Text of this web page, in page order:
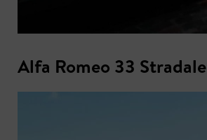
Alfa Romeo 33 Stradale